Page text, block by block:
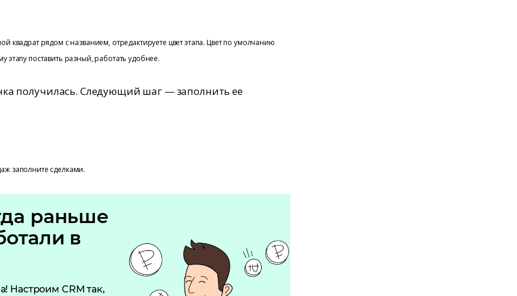
квадрат рядом с названием, отредактируете цвет этапа. Цвет по умолчанию
этапу поставить разный, работать удобнее.
получилась. Следующий шаг — заполнить ее
заполните сделками.
раньше
в
Настроим CRM так,